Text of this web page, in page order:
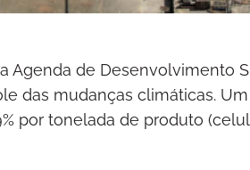
Agenda de Desenvolvimento
das mudanças climáticas.
por tonelada de produto